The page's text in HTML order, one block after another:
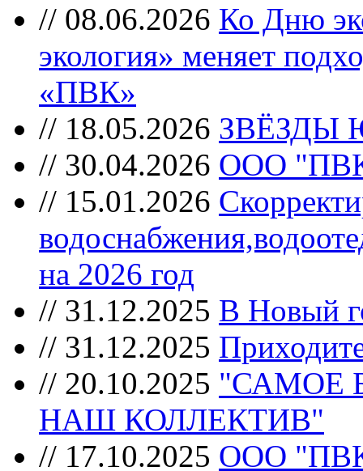
// 08.06.2026 Ко Дню
экология» меняет
«ПВК»
// 18.05.2026 ЗВЁЗДЫ
// 30.04.2026 ООО
// 15.01.2026
на 2026 год
// 31.12.2025 В Новый
// 31.12.2025
// 20.10.2025 "САМОЕ
НАШ КОЛЛЕКТИВ"
// 17.10.2025 ООО